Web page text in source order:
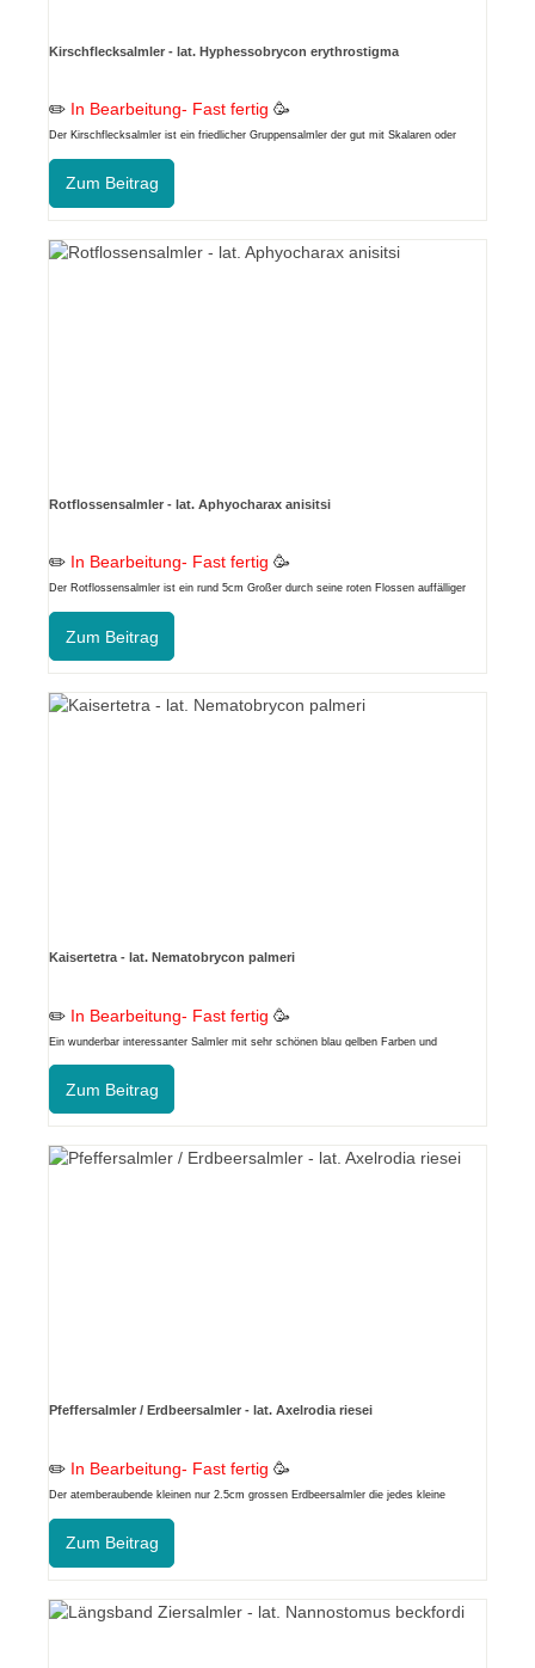
Kirschflecksalmler - lat. Hyphessobrycon erythrostigma
✏️ In Bearbeitung- Fast fertig 🥳
Der Kirschflecksalmler ist ein friedlicher Gruppensalmler der gut mit Skalaren oder
Zum Beitrag
Rotflossensalmler - lat. Aphyocharax anisitsi
✏️ In Bearbeitung- Fast fertig 🥳
Der Rotflossensalmler ist ein rund 5cm Großer durch seine roten Flossen auffälliger
Zum Beitrag
Kaisertetra - lat. Nematobrycon palmeri
✏️ In Bearbeitung- Fast fertig 🥳
Ein wunderbar interessanter Salmler mit sehr schönen blau gelben Farben und
Zum Beitrag
Pfeffersalmler / Erdbeersalmler - lat. Axelrodia riesei
✏️ In Bearbeitung- Fast fertig 🥳
Der atemberaubende kleinen nur 2.5cm grossen Erdbeersalmler die jedes kleine
Zum Beitrag